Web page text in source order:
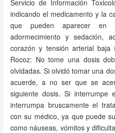
Servicio de Información
indicando el medicamento y la
que pueden aparecer en
adormecimiento y sedación,
corazón y tensión arterial baja
Rocoz: No tome una dosis
olvidadas. Si olvidó tomar una
acuerde, a no ser que se
siguiente dosis. Si interrumpe
interrumpa bruscamente el
con su médico, ya que puede
como náuseas, vómitos y